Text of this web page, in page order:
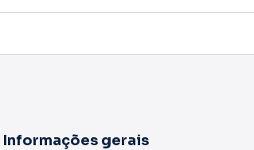
Informações gerais